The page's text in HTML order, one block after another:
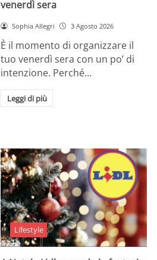
venerdì sera
Sophia Allegri 3 Agosto 2026
È il momento di organizzare il
tuo venerdì sera con un po’ di
intenzione. Perché…
Leggi di più
Lifestyle